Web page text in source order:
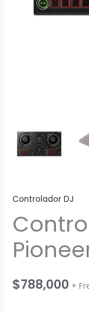
Controlador DJ
$788,000 +